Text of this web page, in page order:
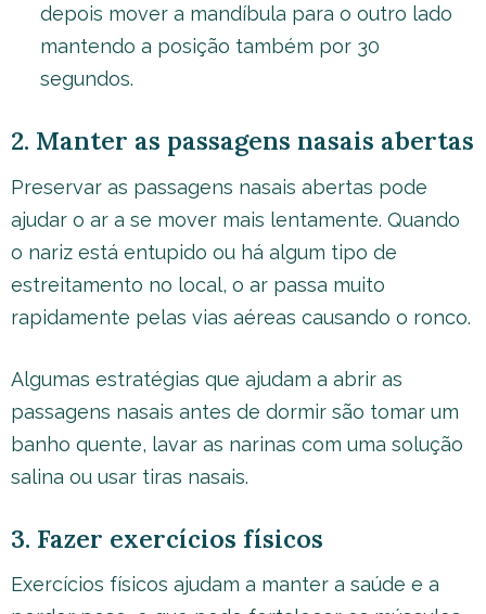
depois mover a mandíbula para o outro lado
mantendo a posição também por 30
segundos.
2. Manter as passagens nasais abertas
Preservar as passagens nasais abertas pode
ajudar o ar a se mover mais lentamente. Quando
o nariz está entupido ou há algum tipo de
estreitamento no local, o ar passa muito
rapidamente pelas vias aéreas causando o ronco.
Algumas estratégias que ajudam a abrir as
passagens nasais antes de dormir são tomar um
banho quente, lavar as narinas com uma solução
salina ou usar tiras nasais.
3. Fazer exercícios físicos
Exercícios físicos ajudam a manter a saúde e a